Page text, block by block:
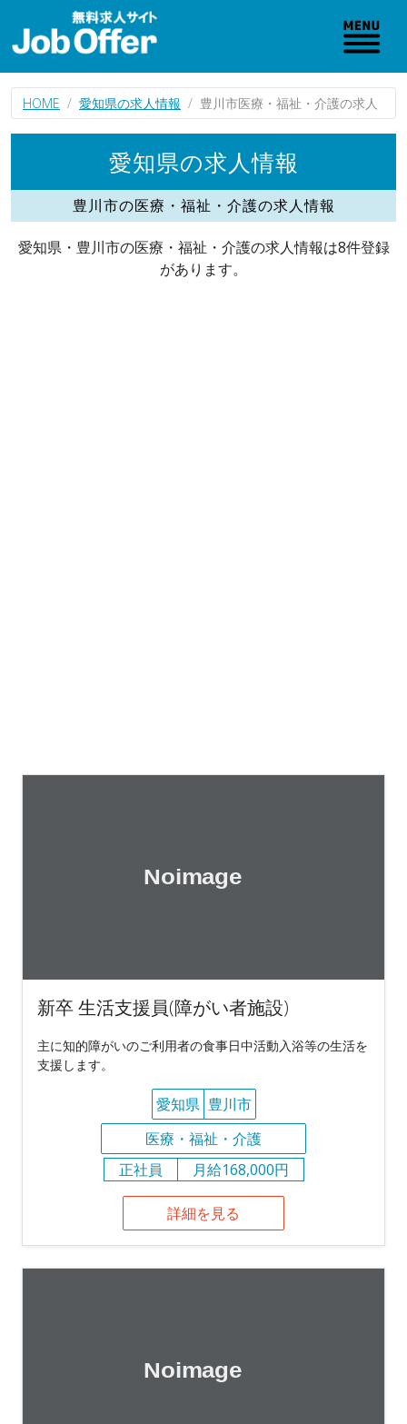
HOME 愛知県の求人情報 豊川市医療・福祉・介護の求人
愛知県の求人情報
豊川市の医療・福祉・介護の求人情報
愛知県・豊川市の医療・福祉・介護の求人情報は8件登録
があります。
新卒 生活支援員(障がい者施設)
主に知的障がいのご利用者の食事日中活動入浴等の生活を
支援します。
愛知県 豊川市
医療・福祉・介護
正社員
月給168,000円
詳細を見る